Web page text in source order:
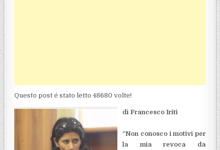
Questo post é stato letto 48680 volte!
di Francesco Iriti
“Non conosco i motivi per
la mia revoca da